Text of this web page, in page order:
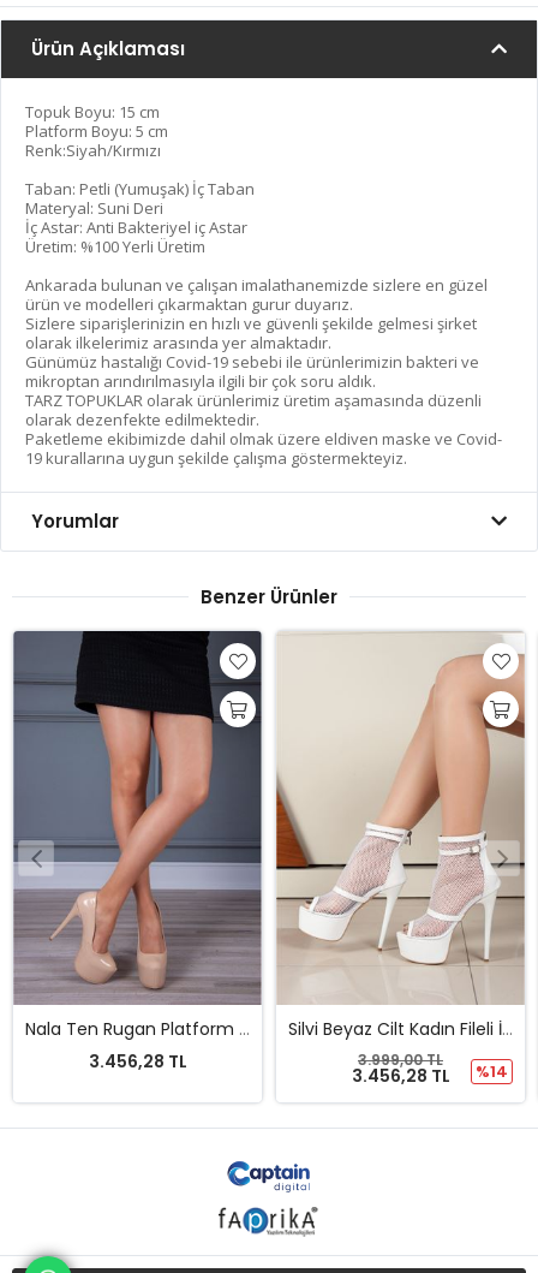
Ürün Açıklaması
Topuk Boyu: 15 cm
Platform Boyu: 5 cm
Renk:Siyah/Kırmızı
Taban: Petli (Yumuşak) İç Taban
Materyal: Suni Deri
İç Astar: Anti Bakteriyel iç Astar
Üretim: %100 Yerli Üretim
Ankarada bulunan ve çalışan imalathanemizde sizlere en güzel
ürün ve modelleri çıkarmaktan gurur duyarız.
Sizlere siparişlerinizin en hızlı ve güvenli şekilde gelmesi şirket
olarak ilkelerimiz arasında yer almaktadır.
Günümüz hastalığı Covid-19 sebebi ile ürünlerimizin bakteri ve
mikroptan arındırılmasıyla ilgili bir çok soru aldık.
TARZ TOPUKLAR olarak ürünlerimiz üretim aşamasında düzenli
olarak dezenfekte edilmektedir.
Paketleme ekibimizde dahil olmak üzere eldiven maske ve Covid-
19 kurallarına uygun şekilde çalışma göstermekteyiz.
Yorumlar
Benzer Ürünler
Nala Ten Rugan Platform Ayakkabı
3.456,28 TL
Silvi Beyaz Cilt Kadın Fileli İnce Topuklu Ayakkabı
3.456,28 TL
3.999,00 TL
%14